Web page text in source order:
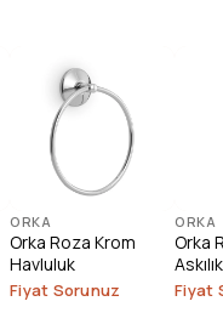
ORKA
Orka Roza Krom
Havluluk
Fiyat Sorunuz
ORKA
Orka
Askılık
Fiyat